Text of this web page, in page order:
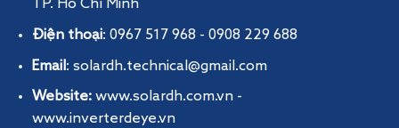
TP. Hồ Chí Minh
Điện thoại: 0967 517 968 - 0908 229 688
Email : solardh.technical@gmail.com
Website: www.solardh.com.vn-
www.inverterdeye.vn